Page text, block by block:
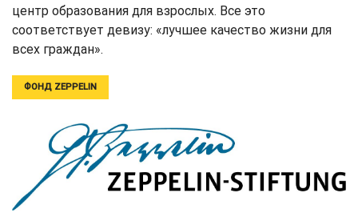
центр образования для взрослых. Все это
соответствует девизу: «лучшее качество жизни для
всех граждан».
ФОНД ZEPPELIN